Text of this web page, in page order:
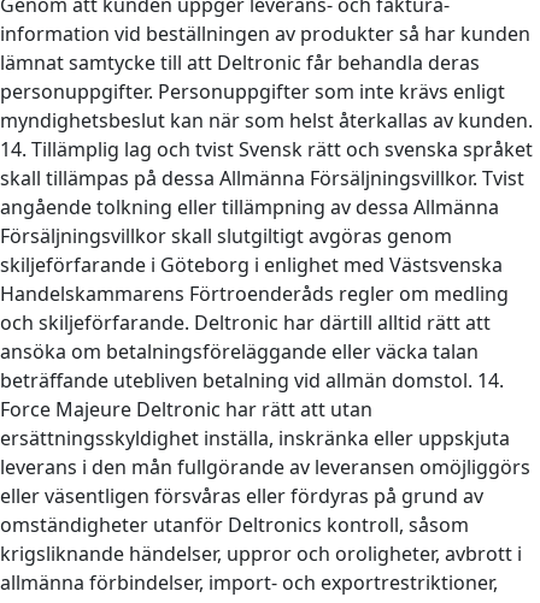
information vid beställningen av produkter så har kunden
lämnat samtycke till att Deltronic får behandla deras
personuppgifter. Personuppgifter som inte krävs enligt
myndighetsbeslut kan när som helst återkallas av kunden.
14. Tillämplig lag och tvist Svensk rätt och svenska språket
skall tillämpas på dessa Allmänna Försäljningsvillkor. Tvist
angående tolkning eller tillämpning av dessa Allmänna
Försäljningsvillkor skall slutgiltigt avgöras genom
skiljeförfarande i Göteborg i enlighet med Västsvenska
Handelskammarens Förtroenderåds regler om medling
och skiljeförfarande. Deltronic har därtill alltid rätt att
ansöka om betalningsföreläggande eller väcka talan
beträffande utebliven betalning vid allmän domstol. 14.
Force Majeure Deltronic har rätt att utan
ersättningsskyldighet inställa, inskränka eller uppskjuta
leverans i den mån fullgörande av leveransen omöjliggörs
eller väsentligen försvåras eller fördyras på grund av
omständigheter utanför Deltronics kontroll, såsom
krigsliknande händelser, uppror och oroligheter, avbrott i
allmänna förbindelser, import- och exportrestriktioner,